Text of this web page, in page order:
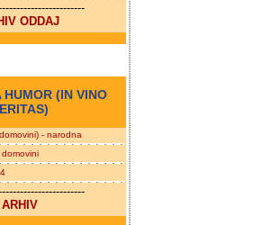
ODDAJ
HUMOR (IN VINO
- narodna
ARHIV